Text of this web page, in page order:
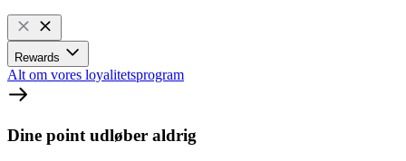
Rewards
Alt om vores loyalitetsprogram
Dine point udløber aldrig